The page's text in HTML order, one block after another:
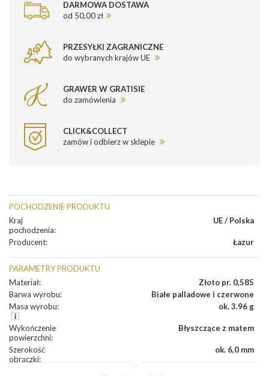
DARMOWA DOSTAWA
od 50,00 zł
PRZESYŁKI ZAGRANICZNE
do wybranych krajów UE
GRAWER W GRATISIE
do zamówienia
CLICK&COLLECT
zamów i odbierz w sklepie
POCHODZENIE PRODUKTU
Kraj
pochodzenia:
UE / Polska
Producent: Łazur
PARAMETRY PRODUKTU
Materiał:
Złoto pr. 0,585
Barwa wyrobu:
Białe palladowe i czerwone
Masa wyrobu: ok. 3.96 g
Wykończenie
powierzchni:
Błyszczące z matem
Szerokość
obrączki:
ok. 6,0 mm